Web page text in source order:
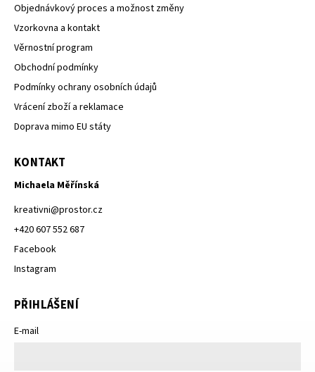
Objednávkový proces a možnost změny
Vzorkovna a kontakt
Věrnostní program
Obchodní podmínky
Podmínky ochrany osobních údajů
Vrácení zboží a reklamace
Doprava mimo EU státy
KONTAKT
Michaela Měřínská
kreativni@prostor.cz
+420 607 552 687
Facebook
Instagram
PŘIHLÁŠENÍ
E-mail